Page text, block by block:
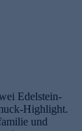
Edelstein-
Highlight.
und